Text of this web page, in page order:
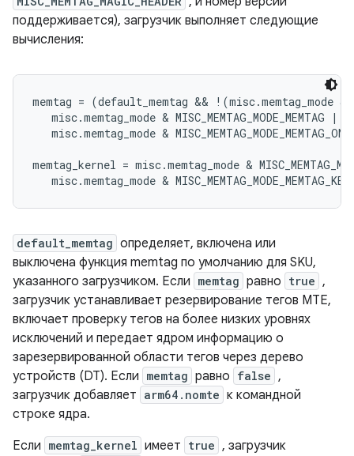
поддерживается), загрузчик выполняет следующие
вычисления:
memtag = (default_memtag && !(misc.memtag_mode &
   misc.memtag_mode & MISC_MEMTAG_MODE_MEMTAG ||
misc.memtag_mode &
memtag_kernel = misc.memtag_mode &
misc.memtag_mode &
default_memtag определяет, включена или
выключена функция memtag по умолчанию для SKU,
указанного загрузчиком. Если memtag равно true ,
загрузчик устанавливает резервирование тегов MTE,
включает проверку тегов на более низких уровнях
исключений и передает ядром информацию о
зарезервированной области тегов через дерево
устройств (DT). Если memtag равно false ,
загрузчик добавляет arm64.nomte к командной
строке ядра.
Если memtag_kernel имеет true , загрузчик